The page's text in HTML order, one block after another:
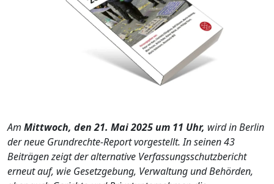
Am Mittwoch, den 21. Mai 2025 um 11 Uhr, wird in Berlin
der neue Grundrechte-Report vorgestellt. In seinen 43
Beiträgen zeigt der alternative Verfassungsschutzbericht
erneut auf, wie Gesetzgebung, Verwaltung und Behörden,